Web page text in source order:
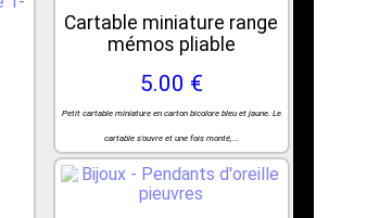
Cartable miniature range
mémos pliable
5.00 €
Petit cartable miniature en carton bicolore bleu et jaune. Le
cartable s'ouvre et une fois monté,...